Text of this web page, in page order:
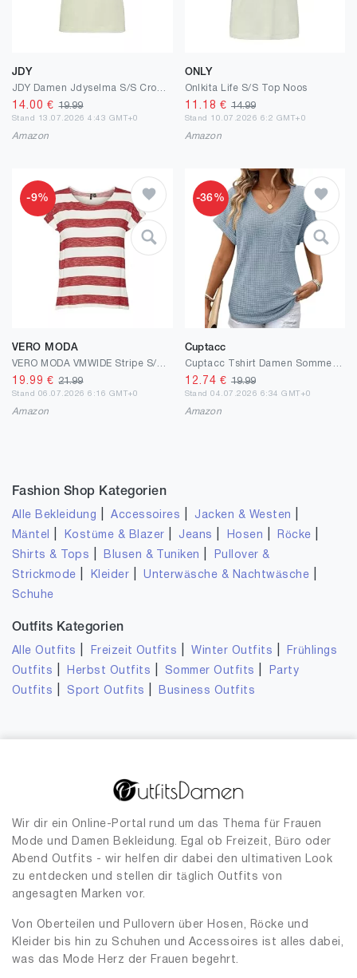
JDY
14.00 €19.99
Stand 13.07.2026 4:43 GMT+0
Amazon
ONLY
Onlkita Life S/S Top Noos
11.18 € 14.99
Stand 10.07.2026 6:2 GMT+0
Amazon
-9%
VERO MODA
19.99 €21.99
Stand 06.07.2026 6:16 GMT+0
Amazon
-36%
Cuptacc
12.74 € 19.99
Stand 04.07.2026 6:34 GMT+0
Amazon
Fashion Shop Kategorien
Alle Bekleidung |Accessoires Jacken & Westen
Mäntel Kostüme & Blazer Jeans Hosen Röcke
Shirts & Tops Blusen & Tuniken
Pullover &
Strickmode
Kleider |Unterwäsche & Nachtwäsche
Schuhe
Outfits Kategorien
Alle Outfits Freizeit Outfits |Winter Outfits
Frühlings
Outfits
Herbst Outfits Sommer Outfits
Party
Outfits
Sport Outfits Business Outfits
Wir dir ein Online-Portal rund um das Thema für Frauen
Mode und Damen Bekleidung. Egal ob Freizeit, Büro oder
Abend Outfits - wir helfen dir dabei den ultimativen Look
zu entdecken und stellen dir täglich Outfits von
angesagten Marken vor.
Von Oberteilen und Pullovern über Hosen, Röcke und
Kleider bis hin zu Schuhen und Accessoires ist alles dabei,
was das Mode Herz der Frauen begehrt.